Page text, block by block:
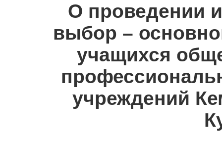
О проведении
выбор –
учащихся
учреждений